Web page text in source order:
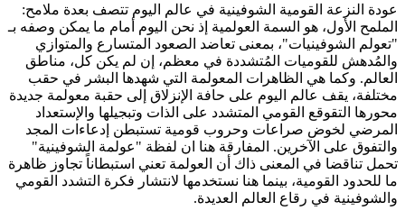
عودة النزعة القومية الشوفينية في عالم اليوم تتصف بعدة ملامح:
الملمح الأول، هو السمة العولمية إذ نحن اليوم أمام ما يمكن وصفه بـ
"تعولم الشوفينيات"، بمعنى تعاضد الصعود المتسارع والمتوازي
والمُدهش للقوميات المُتشددة في معظم، إن لم يكن كل، مناطق
العالم. وكما هي الظاهرات المعولمة التي شهدها البشر في حقب
مختلفة، يقف عالم اليوم على حافة الإنزلاق إلى حقبة معولمة جديدة
محورها التقوقع القومي المتشدد على الذات وتبجيلها والإستعداد
المرضي لخوض صراعات وحروب قومية تستبطن إدعاءات المجد
والتفوق على الآخرين. المفارقة هنا ان لفظة "عولمة الشوفينية"
تحمل تناقضا في المعنى ذاك أن العولمة تعني استبطاناً تجاوز ظاهرة
ما للحدود القومية، بينما هنا نستخدمها لانتشار فكرة التشدد القومي
والشوفينية في رقاع العالم العديدة.